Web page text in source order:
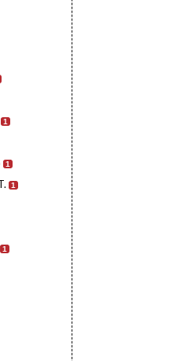
1
1
1
1